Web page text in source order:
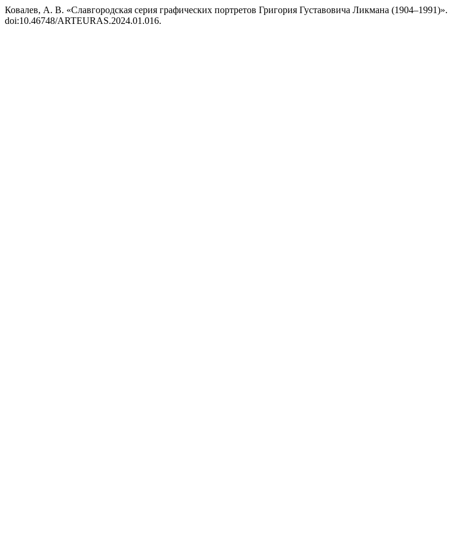
Ковалев, А. В. «Славгородская серия графических портретов Григория Густавовича Ликмана (1904–1991)».
doi:10.46748/ARTEURAS.2024.01.016.